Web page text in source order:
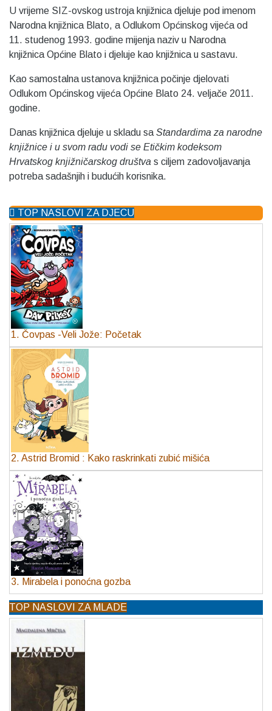
U vrijeme SIZ-ovskog ustroja knjižnica djeluje pod imenom
Narodna knjižnica Blato, a Odlukom Općinskog vijeća od
11. studenog 1993. godine mijenja naziv u Narodna
knjižnica Općine Blato i djeluje kao knjižnica u sastavu.
Kao samostalna ustanova knjižnica počinje djelovati
Odlukom Općinskog vijeća Općine Blato 24. veljače 2011.
godine.
Danas knjižnica djeluje u skladu sa Standardima za narodne
knjižnice i u svom radu vodi se Etičkim kodeksom
Hrvatskog knjižničarskog društva s ciljem zadovoljavanja
potreba sadašnjih i budućih korisnika.
TOP NASLOVI ZA DJECU
1. Čovpas -Veli Jože: Početak
2. Astrid Bromid : Kako raskrinkati zubić mišića
3. Mirabela i ponoćna gozba
TOP NASLOVI ZA MLADE